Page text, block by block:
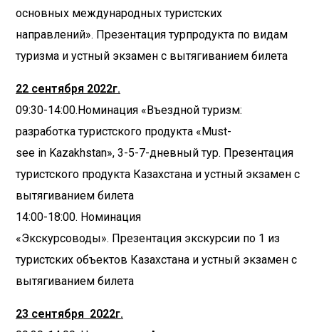
основных международных туристских
направлений». Презентация турпродукта по видам
туризма и устный экзамен с вытягиванием билета
22 сентября 2022г.
09:30-14:00.Номинация «Въездной туризм:
разработка туристского продукта «Must-
see in Kazakhstan», 3-5-7-дневный тур. Презентация
туристского продукта Казахстана и устный экзамен с
вытягиванием билета
14:00-18:00. Номинация
«Экскурсоводы». Презентация экскурсии по 1 из
туристских объектов Казахстана и устный экзамен с
вытягиванием билета
23 сентября 2022г.